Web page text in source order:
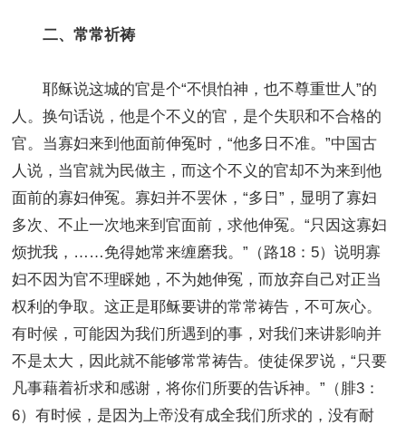
二、常常祈祷
耶稣说这城的官是个“不惧怕神，也不尊重世人”的
人。换句话说，他是个不义的官，是个失职和不合格的
官。当寡妇来到他面前伸冤时，“他多日不准。”中国古
人说，当官就为民做主，而这个不义的官却不为来到他
面前的寡妇伸冤。寡妇并不罢休，“多日”，显明了寡妇
多次、不止一次地来到官面前，求他伸冤。“只因这寡妇
烦扰我，……免得她常来缠磨我。”（路18：5）说明寡
妇不因为官不理睬她，不为她伸冤，而放弃自己对正当
权利的争取。这正是耶稣要讲的常常祷告，不可灰心。
有时候，可能因为我们所遇到的事，对我们来讲影响并
不是太大，因此就不能够常常祷告。使徒保罗说，“只要
凡事藉着祈求和感谢，将你们所要的告诉神。”（腓3：
6）有时候，是因为上帝没有成全我们所求的，没有耐